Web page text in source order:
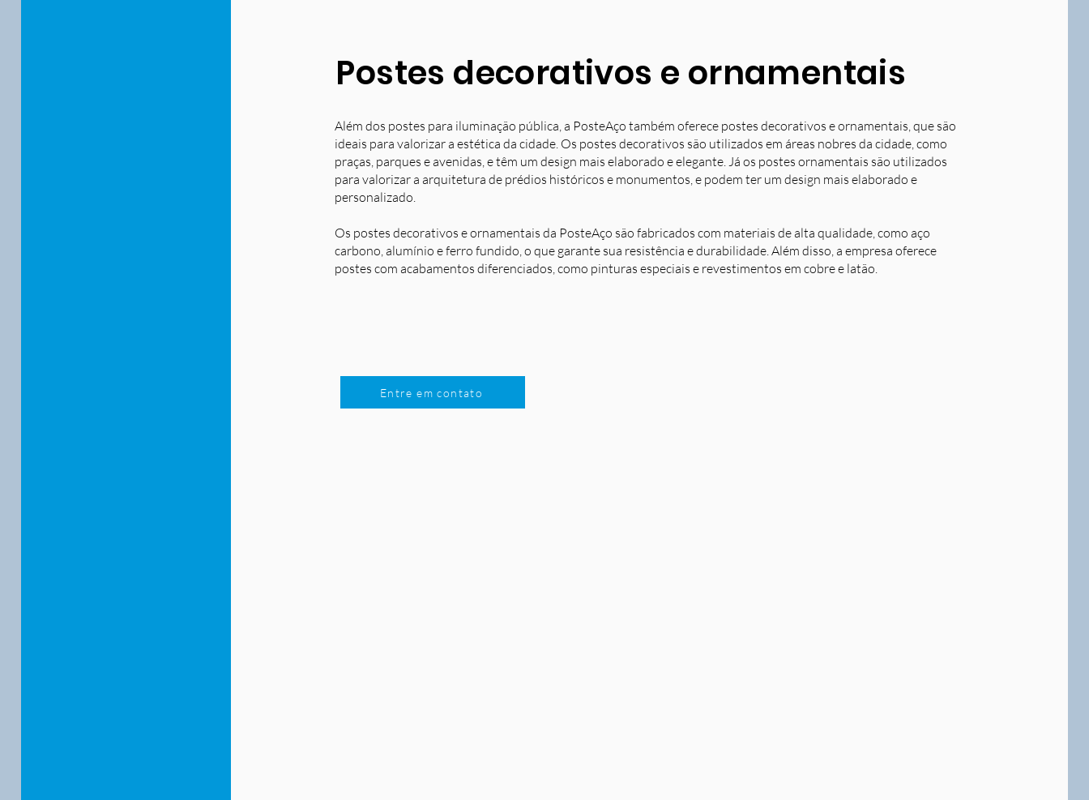
Postes decorativos e ornamentais
Além dos postes para iluminação pública, a PosteAço também oferece postes decorativos e ornamentais, que são
ideais para valorizar a estética da cidade. Os postes decorativos são utilizados em áreas nobres da cidade, como
praças, parques e avenidas, e têm um design mais elaborado e elegante. Já os postes ornamentais são utilizados
para valorizar a arquitetura de prédios históricos e monumentos, e podem ter um design mais elaborado e
personalizado.
Os postes decorativos e ornamentais da PosteAço são fabricados com materiais de alta qualidade, como aço
carbono, alumínio e ferro fundido, o que garante sua resistência e durabilidade. Além disso, a empresa oferece
postes com acabamentos diferenciados, como pinturas especiais e revestimentos em cobre e latão.
Entre em contato